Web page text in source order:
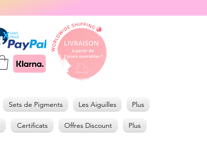
Sets de Pigments Les Aiguilles Plus
Certificats Offres Discount Plus